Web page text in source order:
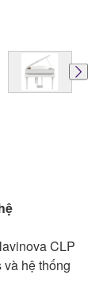
CLP
hệ thống